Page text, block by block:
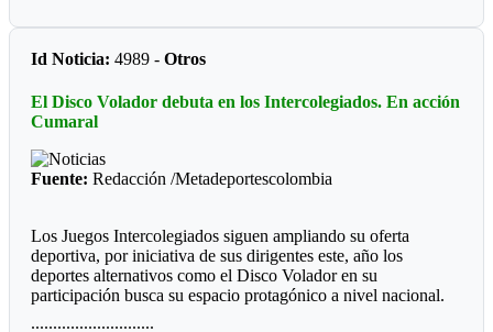
distintas fragancias perfectamente acomodados en los
compartimentos. Mientras muchos deportistas presumen
autos, relojes o camisetas, Manyoma llamó la atención
habitual de conservarla.
*Reacciones*
Como era de esperarse, las redes sociales reaccionaron de
almorzaría un perfume de la marca Lattafa, mientras algunos
recordaron la famosa frase de Teófilo Gutiérrez: “Perfume
europeo, papi”. En pocas horas, la publicación acumuló miles
de reacciones.
Id Noticia: 4989 -Otros
El Disco Volador debuta en los Intercolegiados. En acción
Cumaral
Fuente: Redacción /Metadeportescolombia
Los Juegos Intercolegiados siguen ampliando su oferta
deportiva, por iniciativa de sus dirigentes este, año los
deportes alternativos como el Disco Volador en su
participación busca su espacio protagónico a nivel nacional.
............................